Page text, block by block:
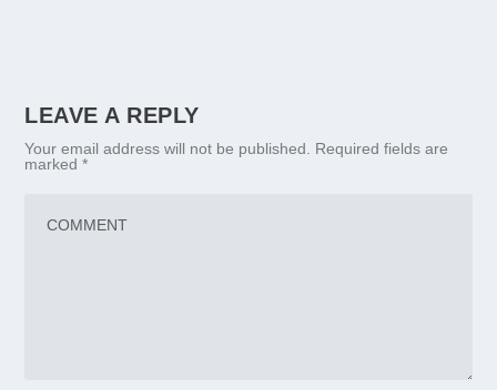
LEAVE A REPLY
Your email address will not be published.
Required fields are
marked*